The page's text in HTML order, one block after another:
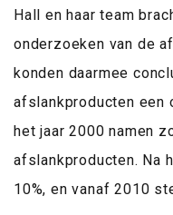
Hall en haar team
onderzoeken van de
konden daarmee
afslankproducten een
het jaar 2000 namen
afslankproducten. Na
10%, en vanaf 2010